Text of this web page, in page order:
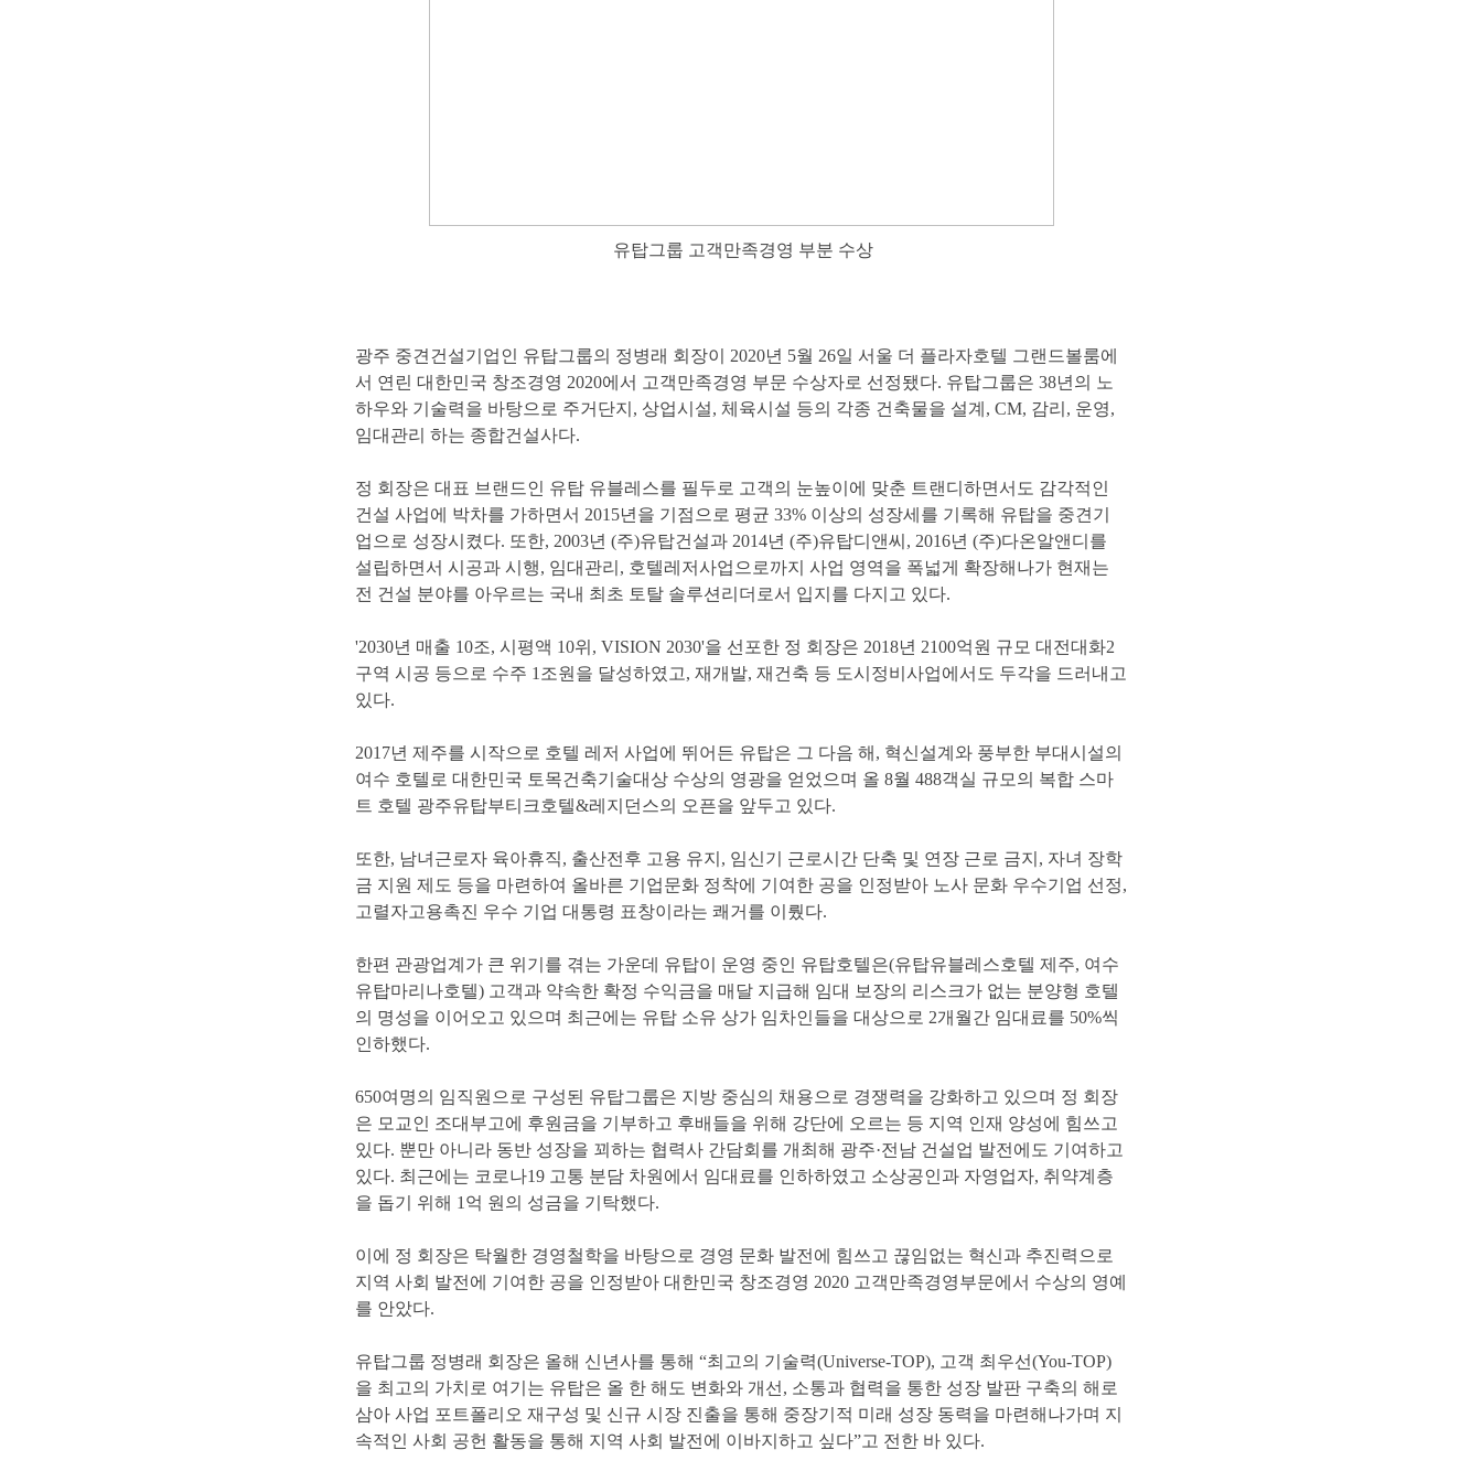
유탑그룹고객만족경영부분수상
광주중견건설기업인유탑그룹의정병래회장이2020년5월26일서울더플라자호텔그랜드볼룸에
서연린대한민국창조경영2020에서고객만족경영부문수상자로선정됐다.유탑그룹은38년의노
하우와기술력을바탕으로주거단지,상업시설,체육시설등의각종건축물을설계,CM,감리,운영,
임대관리하는종합건설사다.
정회장은대표브랜드인유탑유블레스를필두로고객의눈높이에맞춘트랜디하면서도감각적인
건설사업에박차를가하면서2015년을기점으로평균33%이상의성장세를기록해유탑을중견기
업으로성장시켰다.또한,2003년(주)유탑건설과2014년(주)유탑디앤씨,2016년(주)다온알앤디를
설립하면서시공과시행,임대관리,호텔레저사업으로까지사업영역을폭넓게확장해나가현재는
전건설분야를아우르는국내최초토탈솔루션리더로서입지를다지고있다.
'2030년매출10조,시평액10위,VISION2030'을선포한정회장은2018년2100억원규모대전대화2
구역시공등으로수주1조원을달성하였고,재개발,재건축등도시정비사업에서도두각을드러내고
있다.
2017년제주를시작으로호텔레저사업에뛰어든유탑은그다음해,혁신설계와풍부한부대시설의
여수호텔로대한민국토목건축기술대상수상의영광을얻었으며올8월488객실규모의복합스마
트호텔광주유탑부티크호텔&레지던스의오픈을앞두고있다.
또한,남녀근로자육아휴직,출산전후고용유지,임신기근로시간단축및연장근로금지,자녀장학
금지원제도등을마련하여올바른기업문화정착에기여한공을인정받아노사문화우수기업선정,
고렬자고용촉진우수기업대통령표창이라는쾌거를이뤘다.
한편관광업계가큰위기를겪는가운데유탑이운영중인유탑호텔은(유탑유블레스호텔제주, 여수
유탑마리나호텔) 고객과약속한확정수익금을매달지급해임대보장의리스크가없는분양형호텔
의명성을이어오고있으며최근에는유탑소유상가임차인들을대상으로 2개월간임대료를 50%씩
인하했다.
650여명의임직원으로구성된유탑그룹은지방중심의채용으로경쟁력을강화하고있으며정회장
은모교인조대부고에후원금을기부하고후배들을위해강단에오르는등지역인재양성에힘쓰고
있다. 뿐만아니라동반성장을꾀하는협력사간담회를개최해광주·전남건설업발전에도기여하고
있다. 최근에는코로나19 고통분담차원에서임대료를인하하였고소상공인과자영업자, 취약계층
을돕기위해 1 억원의성금을기탁했다.
이에정회장은탁월한경영철학을바탕으로경영문화발전에힘쓰고끊임없는혁신과추진력으로
지역사회발전에기여한공을인정받아대한민국창조경영 2020 고객만족경영부문에서수상의영예
를안았다.
유탑그룹정병래회장은올해신년사를통해 “최고의기술력(Universe-TOP), 고객최우선(You-TOP)
을최고의가치로여기는유탑은올한해도변화와개선 , 소통과협력을통한성장발판구축의해로
삼아사업포트폴리오재구성및신규시장진출을통해중장기적미래성장동력을마련해나가며지
속적인사회공헌활동을통해지역사회발전에이바지하고싶다”고전한바있다.